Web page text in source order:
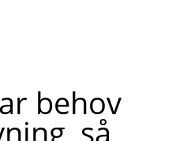
behov
så